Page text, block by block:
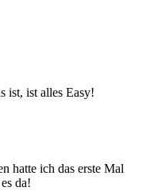
ist, ist alles Easy!
hatte ich das erste Mal
da!